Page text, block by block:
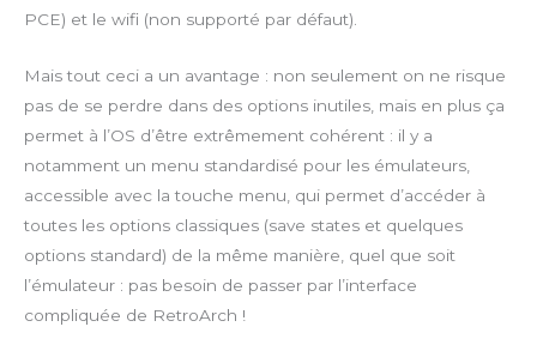
PCE) et le wifi (non supporté par défaut).
Mais tout ceci a un avantage : non seulement on ne risque
pas de se perdre dans des options inutiles, mais en plus ça
permet à l’OS d’être extrêmement cohérent : il y a
notamment un menu standardisé pour les émulateurs,
accessible avec la touche menu, qui permet d’accéder à
toutes les options classiques (save states et quelques
options standard) de la même manière, quel que soit
l’émulateur : pas besoin de passer par l’interface
compliquée de RetroArch !